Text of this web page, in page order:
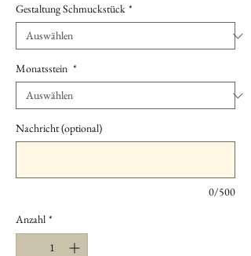
Gestaltung Schmuckstück *
Monatsstein *
Nachricht (optional)
0/500
Anzahl *